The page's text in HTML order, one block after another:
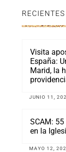
RECIENTES
Visita
España:
Marid, la
JUNIO 11,
SCAM:
en la
MAYO 12,